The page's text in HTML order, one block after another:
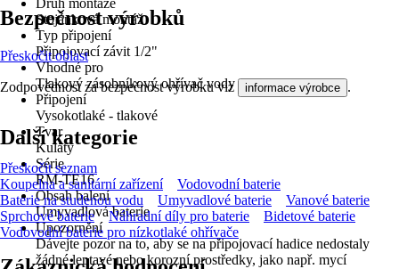
Druh montáže
Stojánková montáž
Typ připojení
Připojovací závit 1/2"
Vhodné pro
Tlakový zásobníkový ohřívač vody
Připojení
Vysokotlaké - tlakové
Tvar
Kulatý
Série
RM-TE16
Obsah balení
Umyvadlová baterie
Upozornění
Dávejte pozor na to, aby se na připojovací hadice nedostaly
žádné leptavé nebo korozní prostředky, jako např. mycí
Bezpečnost výrobků
Přeskočit oblast
Zodpovědnost za bezpečnost výrobku viz informace výrobce .
Další kategorie
Přeskočit seznam
Koupelna a sanitární zařízení
Vodovodní baterie
Baterie na studenou vodu
Umyvadlové baterie
Vanové baterie
Sprchové baterie
Náhradní díly pro baterie
Bidetové baterie
Vodovodní baterie pro nízkotlaké ohřívače